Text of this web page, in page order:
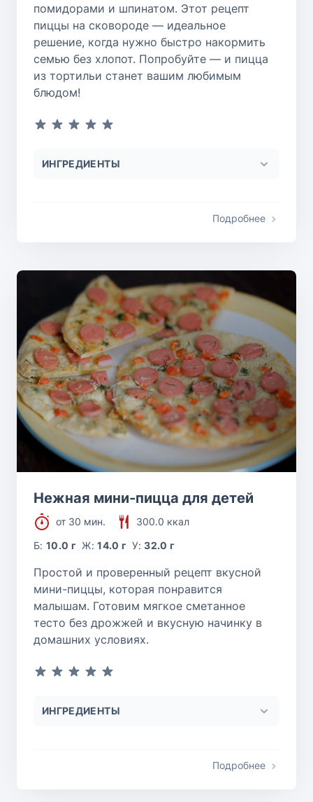
помидорами и шпинатом. Этот рецепт
пиццы на сковороде — идеальное
решение, когда нужно быстро накормить
семью без хлопот. Попробуйте — и пицца
из тортильи станет вашим любимым
блюдом!
ИНГРЕДИЕНТЫ
Подробнее
Нежная мини-пицца для детей
от 30 мин.
300.0 ккал
Б:10.0 г Ж:14.0 г У:32.0 г
Простой и проверенный рецепт вкусной
мини-пиццы, которая понравится
малышам. Готовим мягкое сметанное
тесто без дрожжей и вкусную начинку в
домашних условиях.
ИНГРЕДИЕНТЫ
Подробнее